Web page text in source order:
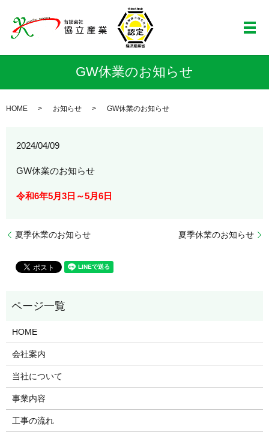
メ
GW休業のお知らせ
HOME お知らせ GW休業のお知らせ
2024/04/09
GW休業のお知らせ
令和6年5月3日～5月6日
夏季休業のお知らせ 夏季休業のお知らせ
HOME
会社案内
当社について
事業内容
工事の流れ